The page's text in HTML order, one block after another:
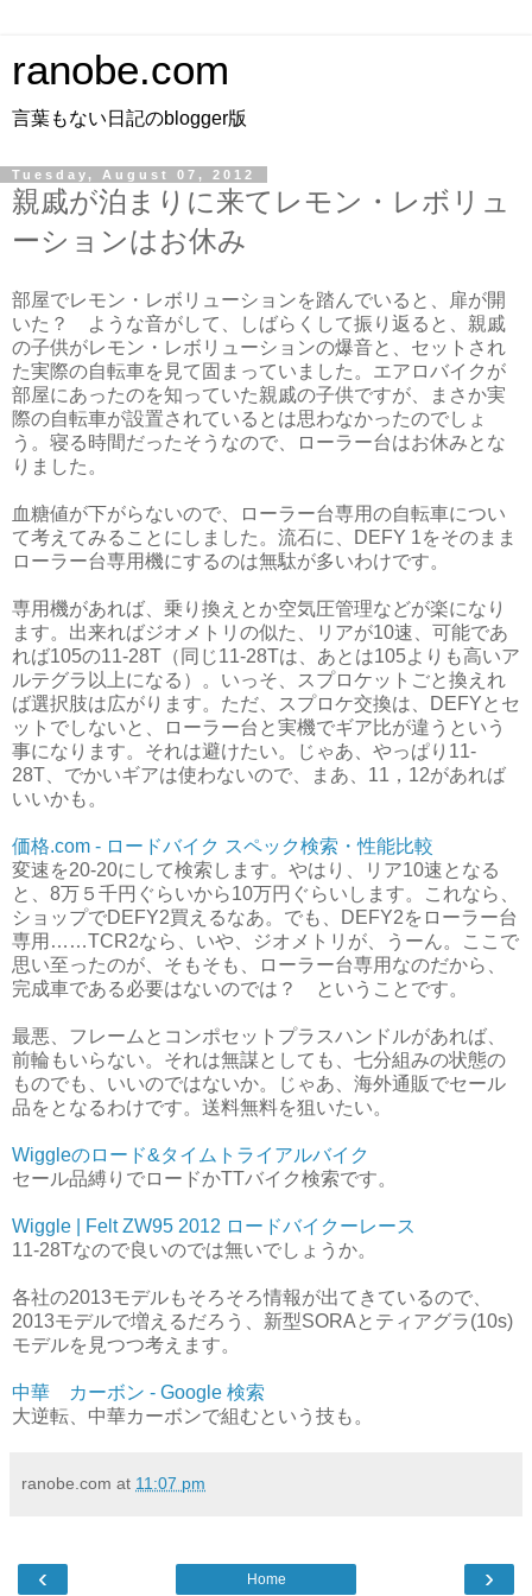
ranobe.com
言葉もない日記のblogger版
Tuesday, August 07, 2012
親戚が泊まりに来てレモン・レボリュ
ーションはお休み
部屋でレモン・レボリューションを踏んでいると、扉が開
いた？ ような音がして、しばらくして振り返ると、親戚
の子供がレモン・レボリューションの爆音と、セットされ
た実際の自転車を見て固まっていました。エアロバイクが
部屋にあったのを知っていた親戚の子供ですが、まさか実
際の自転車が設置されているとは思わなかったのでしょ
う。寝る時間だったそうなので、ローラー台はお休みとな
りました。
血糖値が下がらないので、ローラー台専用の自転車につい
て考えてみることにしました。流石に、DEFY 1をそのまま
ローラー台専用機にするのは無駄が多いわけです。
専用機があれば、乗り換えとか空気圧管理などが楽になり
ます。出来ればジオメトリの似た、リアが10速、可能であ
れば105の11-28T（同じ11-28Tは、あとは105よりも高いア
ルテグラ以上になる）。いっそ、スプロケットごと換えれ
ば選択肢は広がります。ただ、スプロケ交換は、DEFYとセ
ットでしないと、ローラー台と実機でギア比が違うという
事になります。それは避けたい。じゃあ、やっぱり11-
28T、でかいギアは使わないので、まあ、11，12があれば
いいかも。
価格.com - ロードバイク スペック検索・性能比較
変速を20-20にして検索します。やはり、リア10速となる
と、8万５千円ぐらいから10万円ぐらいします。これなら、
ショップでDEFY2買えるなあ。でも、DEFY2をローラー台
専用……TCR2なら、いや、ジオメトリが、うーん。ここで
思い至ったのが、そもそも、ローラー台専用なのだから、
完成車である必要はないのでは？ ということです。
最悪、フレームとコンポセットプラスハンドルがあれば、
前輪もいらない。それは無謀としても、七分組みの状態の
ものでも、いいのではないか。じゃあ、海外通販でセール
品をとなるわけです。送料無料を狙いたい。
Wiggleのロード&タイムトライアルバイク
セール品縛りでロードかTTバイク検索です。
Wiggle | Felt ZW95 2012 ロードバイクーレース
11-28Tなので良いのでは無いでしょうか。
各社の2013モデルもそろそろ情報が出てきているので、
2013モデルで増えるだろう、新型SORAとティアグラ(10s)
モデルを見つつ考えます。
中華 カーボン - Google 検索
大逆転、中華カーボンで組むという技も。
ranobe.com at 11:07 pm
‹ ›
Home